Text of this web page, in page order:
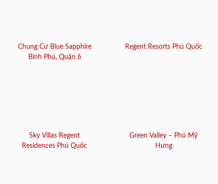
Chung Cư Blue Sapphire
Bình Phú, Quận 6
Regent Resorts Phú Quốc
Sky Villas Regent
Residences Phú Quốc
Green Valley – Phú Mỹ
Hưng